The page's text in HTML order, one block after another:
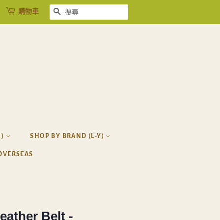
購物車 搜尋
SHOP BY BRAND (L-Y)
Belt -